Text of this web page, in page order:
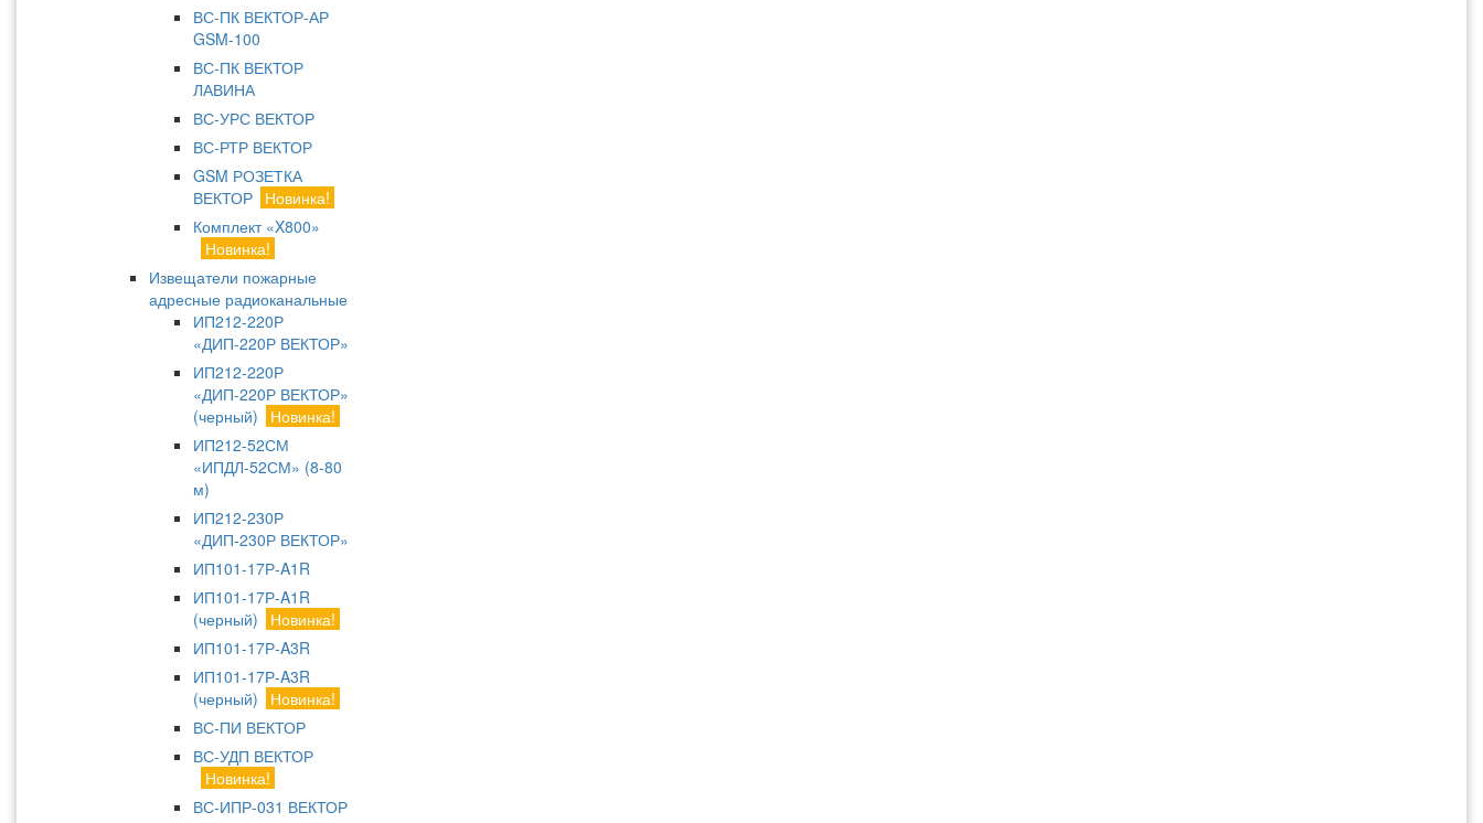
ВС-ПК ВЕКТОР-АР
GSM-100
ВС-ПК ВЕКТОР
ЛАВИНА
ВС-УРС ВЕКТОР
ВС-РТР ВЕКТОР
GSM РОЗЕТКА
ВЕКТОР Новинка!
Комплект «X800»
Новинка!
Извещатели пожарные
адресные радиоканальные
ИП212-220Р
«ДИП-220Р ВЕКТОР»
ИП212-220Р
«ДИП-220Р ВЕКТОР»
(черный)
Новинка!
ИП212-52СМ
«ИПДЛ-52СМ» (8-80
м)
ИП212-230Р
«ДИП-230Р ВЕКТОР»
ИП101-17Р-A1R
ИП101-17Р-A1R
(черный)
Новинка!
ИП101-17Р-A3R
ИП101-17Р-A3R
(черный)
Новинка!
ВС-ПИ ВЕКТОР
ВС-УДП ВЕКТОР
Новинка!
ВС-ИПР-031 ВЕКТОР